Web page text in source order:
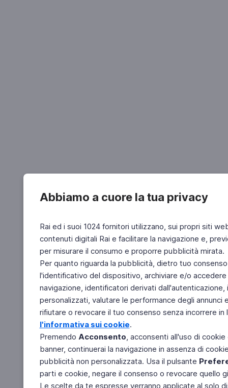
Abbiamo a cuore la tua privacy
Rai ed i suoi 1024 fornitori utilizzano, sui propri siti
contenuti digitali Rai e facilitare la navigazione e,
per misurare il consumo e proporre pubblicità mirata.
Per quanto riguarda la pubblicità, dietro tuo
l'identificativo del dispositivo, archiviare e/o
navigazione, identificatori derivati
personalizzati, valutare le performance degli
rifiutare o revocare il tuo consenso senza incorrere
l'informativa sui cookie.
Premendo Acconsento, acconsenti all'uso di
banner, continuerai la navigazione in assenza di
pubblicità non personalizzata. Usa il pulsante
parti e cookie, negare il consenso o revocare quello
Le scelte da te espresse verranno applicate al solo